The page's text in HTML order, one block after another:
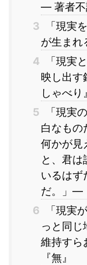
― 著者
3
「現実
が生ま
4
「現実
映し出
しゃべり』
5
「現実
白なもの
何かが見
と、君は
いるはず
だ。」―
6
「現実
っと同じ
維持すら
『無』